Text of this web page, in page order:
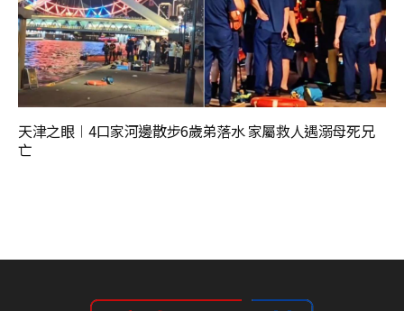
天津之眼︱4口家河邊散步6歲弟落水 家屬救人遇溺母死兄
亡